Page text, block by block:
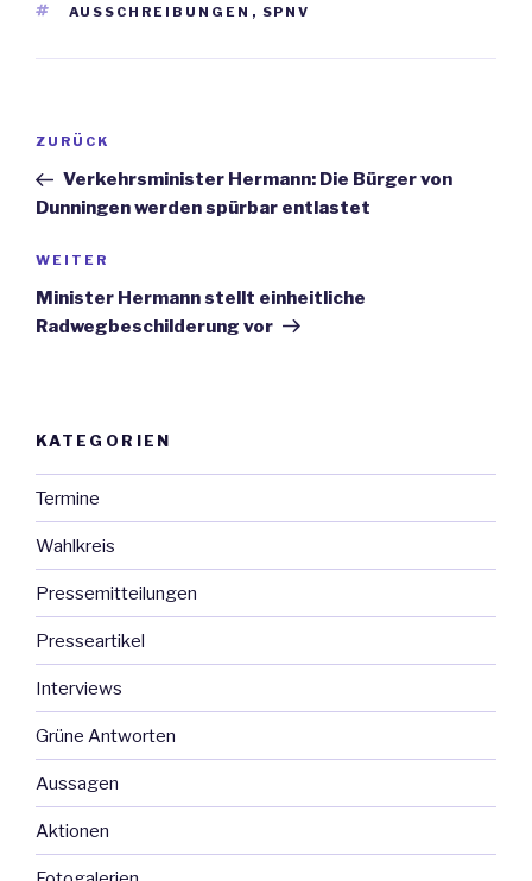
SCHLAGWÖRTER
AUSSCHREIBUNGEN , SPNV
Beitrags-
Vorheriger
Beitrag
ZURÜCK
Verkehrsminister Hermann: Die Bürger von
Dunningen werden spürbar entlastet
Nächster
Beitrag
WEITER
Minister Hermann stellt einheitliche
Radwegbeschilderung vor
KATEGORIEN
Termine
Wahlkreis
Pressemitteilungen
Presseartikel
Interviews
Grüne Antworten
Aussagen
Aktionen